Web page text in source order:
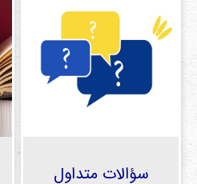
درباره
ما
با ما
سؤالات متداول